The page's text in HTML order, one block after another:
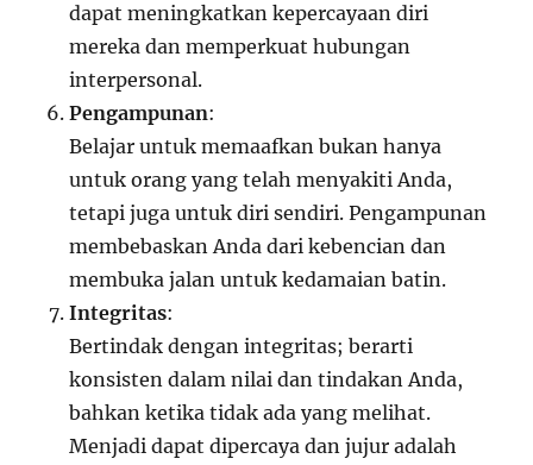
dapat meningkatkan kepercayaan diri
mereka dan memperkuat hubungan
interpersonal.
Pengampunan:
Belajar untuk memaafkan bukan hanya
untuk orang yang telah menyakiti Anda,
tetapi juga untuk diri sendiri. Pengampunan
membebaskan Anda dari kebencian dan
membuka jalan untuk kedamaian batin.
Integritas:
Bertindak dengan integritas; berarti
konsisten dalam nilai dan tindakan Anda,
bahkan ketika tidak ada yang melihat.
Menjadi dapat dipercaya dan jujur adalah